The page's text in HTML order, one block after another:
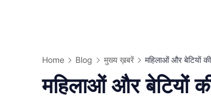
Home Blog मुख्य ख़बरें महिलाओं और बेटियों
महिलाओं और बेटियों